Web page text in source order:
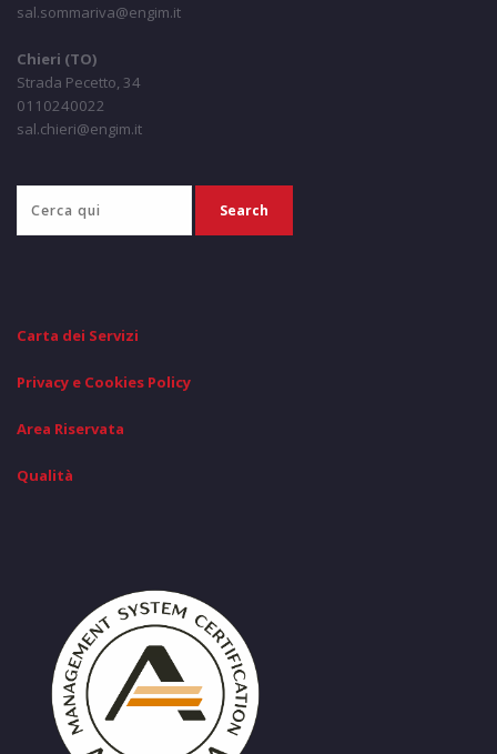
sal.sommariva@engim.it
Chieri (TO)
Strada Pecetto, 34
0110240022
sal.chieri@engim.it
Carta dei Servizi
Privacy e Cookies Policy
Area Riservata
Qualità